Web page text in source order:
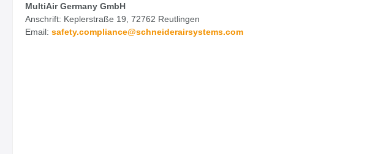
MultiAir Germany GmbH
Anschrift: Keplerstraße 19, 72762 Reutlingen
Email: safety.compliance@schneiderairsystems.com